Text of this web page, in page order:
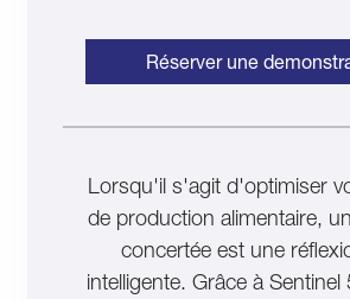
Réserver une
Lorsqu'il s'agit d'optimiser
de production alimentaire,
concertée est une
intelligente. Grâce à